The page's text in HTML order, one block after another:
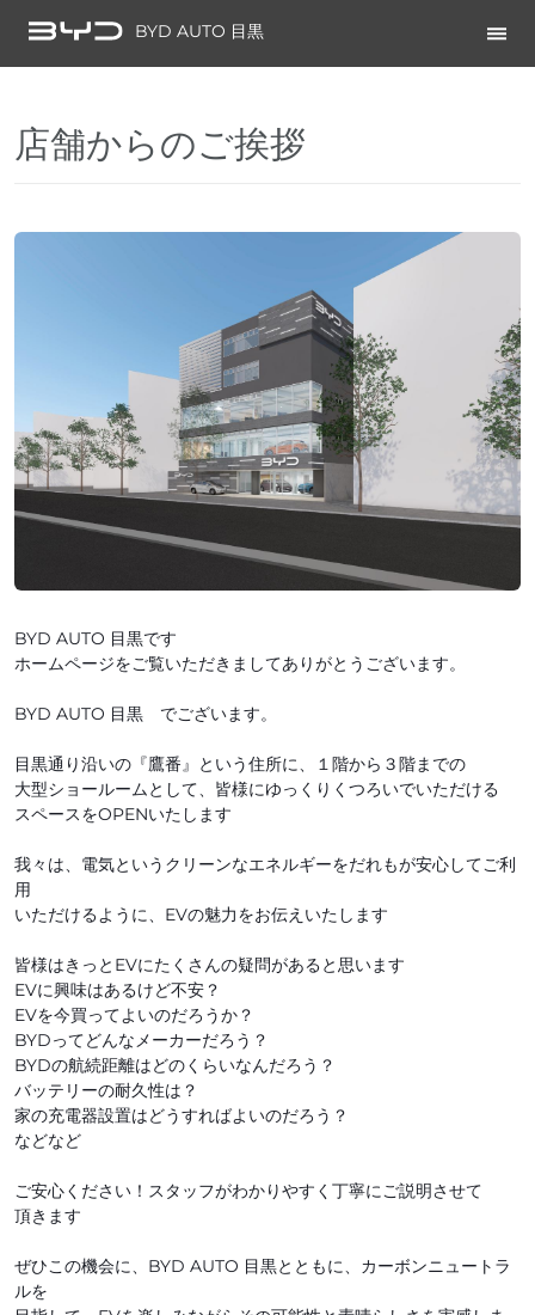
BYD AUTO 目黒
店舗からのご挨拶
BYD AUTO 目黒です
ホームページをご覧いただきましてありがとうございます。
BYD AUTO 目黒 でございます。
目黒通り沿いの『鷹番』という住所に、１階から３階までの
大型ショールームとして、皆様にゆっくりくつろいでいただける
スペースをOPENいたします
我々は、電気というクリーンなエネルギーをだれもが安心してご利
用
いただけるように、EVの魅力をお伝えいたします
皆様はきっとEVにたくさんの疑問があると思います
EVに興味はあるけど不安？
EVを今買ってよいのだろうか？
BYDってどんなメーカーだろう？
BYDの航続距離はどのくらいなんだろう？
バッテリーの耐久性は？
家の充電器設置はどうすればよいのだろう？
などなど
ご安心ください！スタッフがわかりやすく丁寧にご説明させて
頂きます
ぜひこの機会に、BYD AUTO 目黒とともに、カーボンニュートラ
ルを